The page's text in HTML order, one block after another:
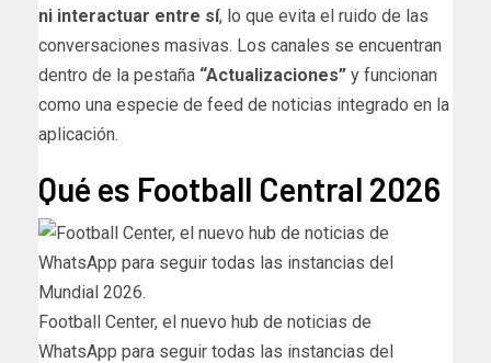
ni interactuar entre sí, lo que evita el ruido de las
conversaciones masivas. Los canales se encuentran
dentro de la pestaña “Actualizaciones” y funcionan
como una especie de feed de noticias integrado en la
aplicación.
Qué es Football Central 2026
Football Center, el nuevo hub de noticias de
WhatsApp para seguir todas las instancias del